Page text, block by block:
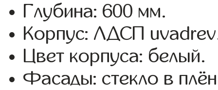
Глубина: 600 мм.
Корпус: ЛДСП
Цвет корпуса: белый.
Фасады: стекло в